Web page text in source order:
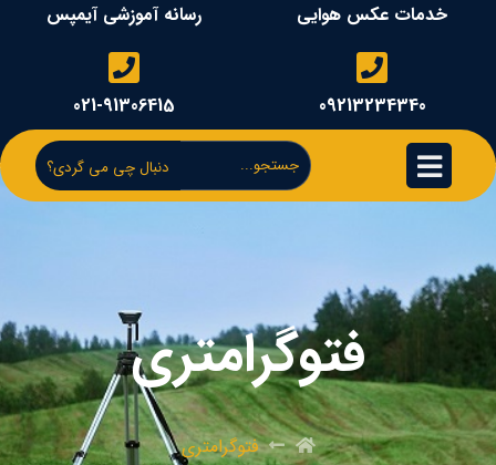
خدمات عکس هوایی
09213234340
رسانه آموزشی آیمپس
021-91306415
دنبال چی می گردی؟
فتوگرامتری
فتوگرامتری